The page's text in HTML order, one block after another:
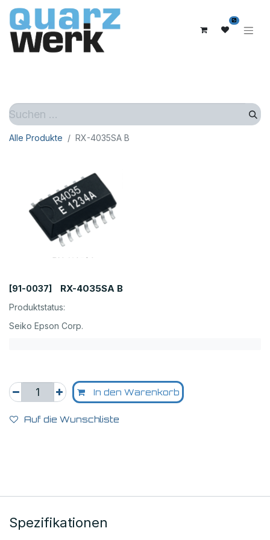
0
Alle Produkte RX-4035SA B
[91-0037] RX-4035SA B
Produktstatus:
Seiko Epson Corp.
In den Warenkorb
Auf die Wunschliste
Spezifikationen